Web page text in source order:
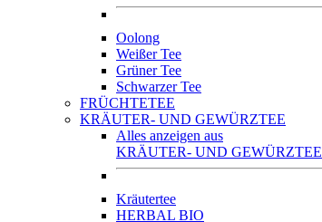
Oolong
Weißer Tee
Grüner Tee
Schwarzer Tee
FRÜCHTETEE
KRÄUTER- UND GEWÜRZTEE
Alles anzeigen aus
KRÄUTER- UND GEWÜRZTEE
Kräutertee
HERBAL BIO